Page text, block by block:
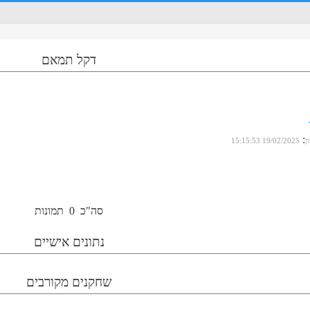
דקל תמאם
:
19/02/2025 15:15:53
סה"כ 0 תמונות
נתונים אישיים
שחקנים מקורבים